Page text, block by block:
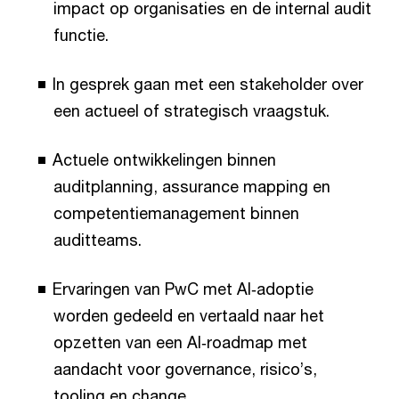
impact op organisaties en de internal audit
functie.
In gesprek gaan met een stakeholder over
een actueel of strategisch vraagstuk.
Actuele ontwikkelingen binnen
auditplanning, assurance mapping en
competentiemanagement binnen
auditteams.
Ervaringen van PwC met AI‑adoptie
worden gedeeld en vertaald naar het
opzetten van een AI‑roadmap met
aandacht voor governance, risico’s,